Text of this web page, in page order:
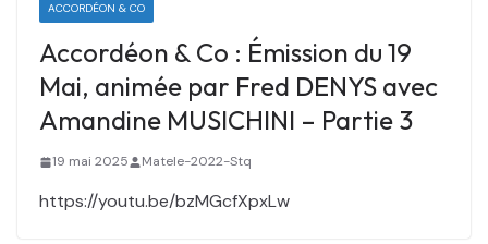
ACCORDÉON & CO
Accordéon & Co : Émission du 19
Mai, animée par Fred DENYS avec
Amandine MUSICHINI – Partie 3
19 mai 2025 Matele-2022-Stq
https://youtu.be/bzMGcfXpxLw